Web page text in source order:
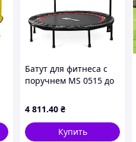
Батут для фитнеса с
поручнем MS 0515 до
4 811.40 ₴
Купить